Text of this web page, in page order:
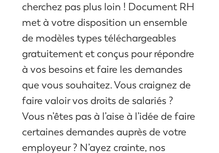
cherchez pas plus loin ! Document RH
met à votre disposition un ensemble
de modèles types téléchargeables
gratuitement et conçus pour répondre
à vos besoins et faire les demandes
que vous souhaitez. Vous craignez de
faire valoir vos droits de salariés ?
Vous n’êtes pas à l’aise à l’idée de faire
certaines demandes auprès de votre
employeur ? N’ayez crainte, nos